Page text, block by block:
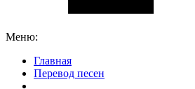
Меню:
Главная
Перевод песен